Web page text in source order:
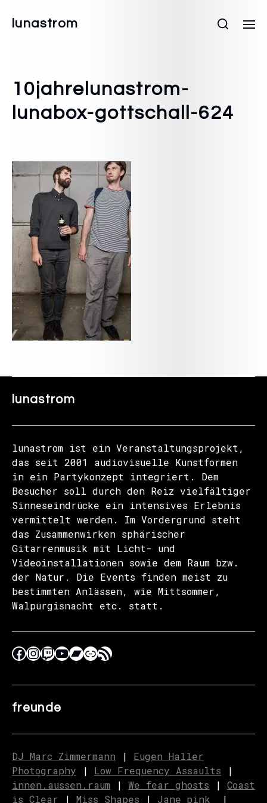
lunastrom
10jahrelunastrom-
lunabox-gottschall-624
lunastrom
lunastrom ist ein Veranstaltungsprojekt,
das seit 2001 audiovisuelle Kunstformen
in ein Partykonzept integriert. Dem
Besucher soll durch den Reiz vielfältiger
Sinneseindrücke ein intensives Erlebnis
vermittelt werden. Im Vordergrund steht
das Zusammenwirken sphärischer
Gitarrenmusik mit Licht- und
Videoinstallationen sowie dem Raum bzw.
der Natur. Die Events finden meist zu
bestimmten Anlässen, wie Mittsommer,
Walpurgisnacht etc. statt.
freunde
DJ Marc Zimmermann | Eugen Haller
Photography | Low Frequency Assaults |
innen.aussen.raum | We fear ghosts | Coast
is Clear | Miss Shapes | Jane_pink_ |